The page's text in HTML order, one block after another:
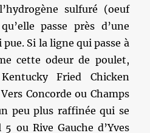
sulfuré (oeuf
passe près d’une
Si la ligne qui passe à
cette odeur de poulet,
Fried Chicken
Concorde ou Champs
peu plus raffinée qui se
ou Rive Gauche d’Yves